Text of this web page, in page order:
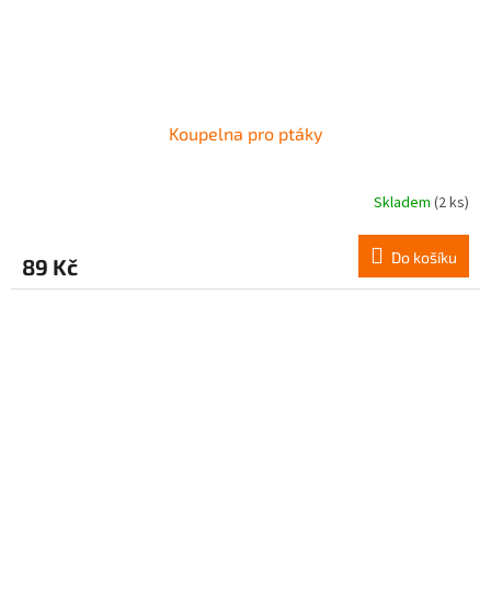
Koupelna pro ptáky
Skladem (2 ks)
89 Kč Do košíku